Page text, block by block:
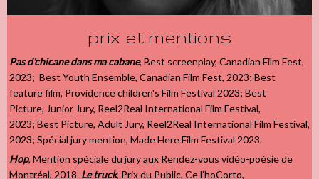
prix et mentions
Pas d'chicane dans ma cabane, Best screenplay, Canadian Film Fest,
2023; Best Youth Ensemble, Canadian Film Fest, 2023; Best
feature film, Providence children's Film Festival 2023; Best
Picture, Junior Jury, Reel2Real International Film Festival,
2023; Best Picture, Adult Jury, Reel2Real International Film Festival,
2023; Spécial jury mention, Made Here Film Festival 2023.
Hop, Mention spéciale du jury aux Rendez-vous vidéo-poésie de
Montréal, 2018. Le truck, Prix du Public, Ce l’hoCorto,